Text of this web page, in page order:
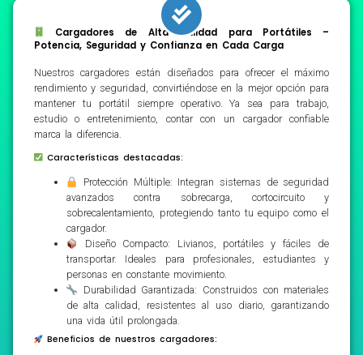
Cargadores de Alta Calidad para Portátiles –
Potencia, Seguridad y Confianza en Cada Carga
Nuestros cargadores están diseñados para ofrecer el máximo
rendimiento y seguridad, convirtiéndose en la mejor opción para
mantener tu portátil siempre operativo. Ya sea para trabajo,
estudio o entretenimiento, contar con un cargador confiable
marca la diferencia.
Características destacadas:
Protección Múltiple: Integran sistemas de seguridad
avanzados contra sobrecarga, cortocircuito y
sobrecalentamiento, protegiendo tanto tu equipo como el
cargador.
Diseño Compacto: Livianos, portátiles y fáciles de
transportar. Ideales para profesionales, estudiantes y
personas en constante movimiento.
Durabilidad Garantizada: Construidos con materiales
de alta calidad, resistentes al uso diario, garantizando
una vida útil prolongada.
Beneficios de nuestros cargadores: